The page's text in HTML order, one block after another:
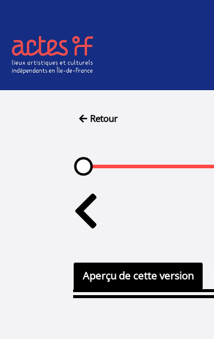
Retour
Aperçu de cette version